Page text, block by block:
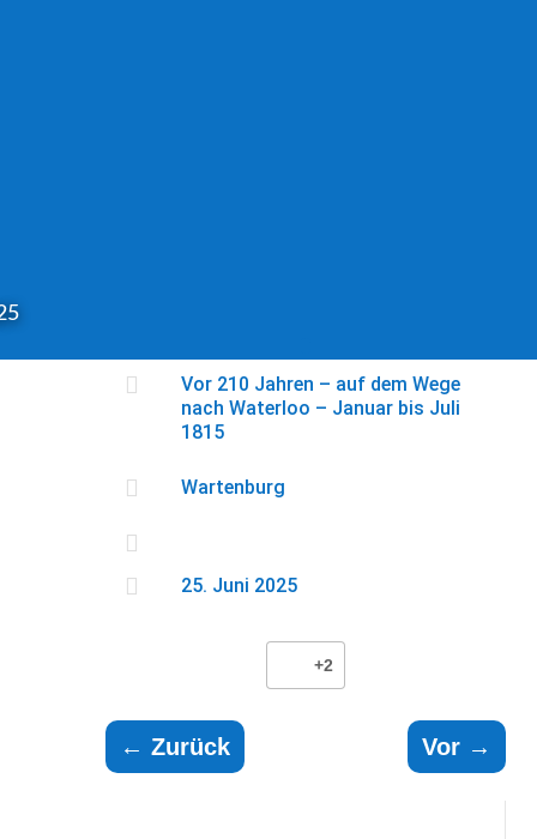

Vor 210 Jahren – auf dem Wege
nach Waterloo – Januar bis Juli
1815
 Wartenburg


25. Juni 2025
+2
← Zurück Vor→